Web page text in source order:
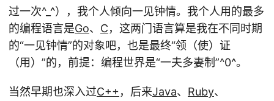
过一次^_^），我个人倾向一见钟情。我个人用的最多
的编程语言是Go、 C，这两门语言算是我在不同时期
的“一见钟情”的对象吧，也是最终“领（使）证
（用）”的，前提：编程世界是“一夫多妻制”^0^。
当然早期也深入过C++，后来Java、 Ruby、